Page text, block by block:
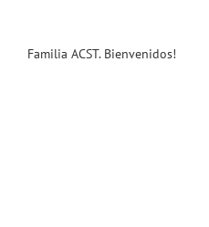
Familia ACST. Bienvenidos!